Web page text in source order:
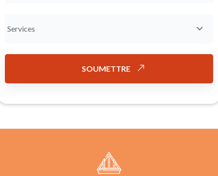
Services
SOUMETTRE